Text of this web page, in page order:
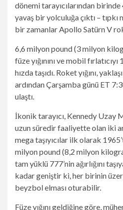
dönemi tarayıcılarından
yavaş bir yolculuğa çıktı –
bir zamanlar Apollo Satürn V
6,6 milyon pound (3 milyon
füze yığınını ve mobil
hızda taşıdı. Roket yığını,
ardından Çarşamba günü ET
ulaştı.
İkonik tarayıcı, Kennedy Uzay
uzun süredir faaliyette olan iki
mega taşıyıcılar ilk olarak
milyon pound (8,2 milyon
tam yüklü 777’nin ağırlığını
kadar geniştir ki, her birinin
beyzbol elması oturabilir.
Füze yığını geldiğine göre,